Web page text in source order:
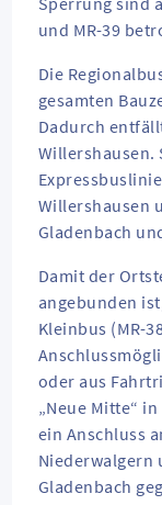
und MR-39
Die
gesamten
Dadurch
Willershausen.
Willershausen
Gladenbach
Damit der
angebunden
Kleinbus (MR-
oder aus
„Neue Mitte“
ein Anschluss
Niederwalgern
Gladenbach